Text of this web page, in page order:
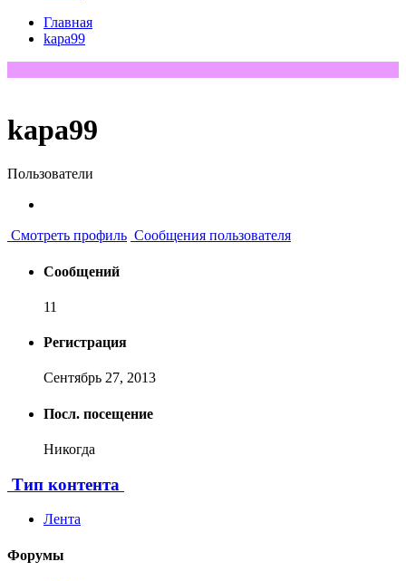
Главная
kapa99
kapa99
Пользователи
Смотреть профиль Сообщения пользователя
Сообщений
11
Регистрация
Сентябрь 27, 2013
Посл. посещение
Никогда
Тип контента
Лента
Форумы